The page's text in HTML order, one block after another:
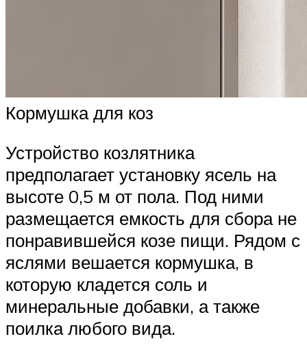
Кормушка для коз
Устройство козлятника
предполагает установку ясель на
высоте 0,5 м от пола. Под ними
размещается емкость для сбора не
понравившейся козе пищи. Рядом с
яслями вешается кормушка, в
которую кладется соль и
минеральные добавки, а также
поилка любого вида.